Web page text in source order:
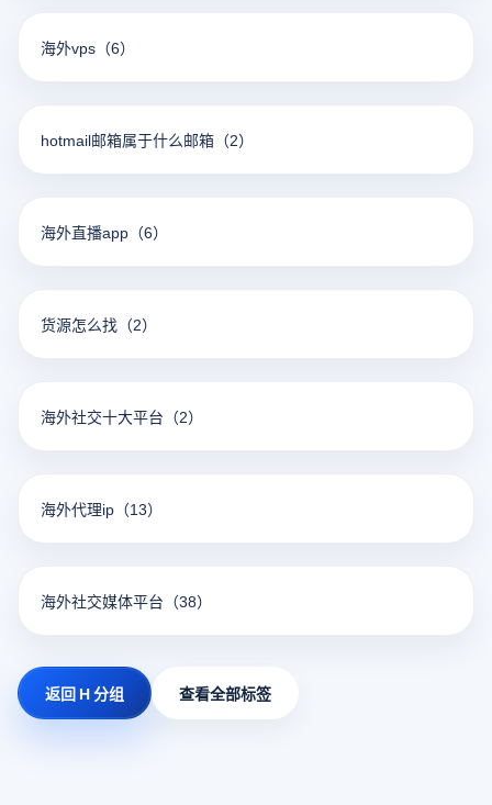
海外vps （6）
hotmail邮箱属于什么邮箱 （2）
海外直播app （6）
货源怎么找 （2）
海外社交十大平台 （2）
海外代理ip （13）
海外社交媒体平台 （38）
返回 H 分组 查看全部标签